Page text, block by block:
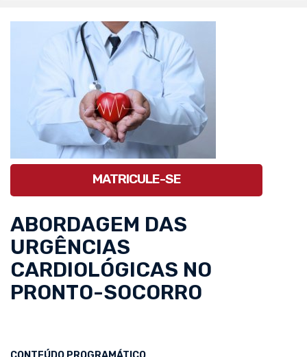
MATRICULE-SE
ABORDAGEM DAS
URGÊNCIAS
CARDIOLÓGICAS NO
PRONTO-SOCORRO